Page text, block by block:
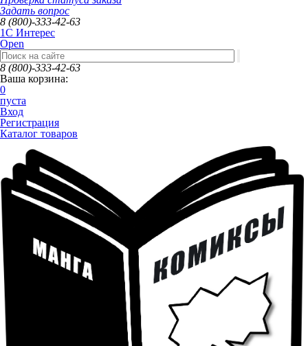
Задать вопрос
8 (800)-333-42-63
1C Интерес
Open
8 (800)-333-42-63
Ваша корзина:
0
пуста
Вход
Регистрация
Каталог товаров